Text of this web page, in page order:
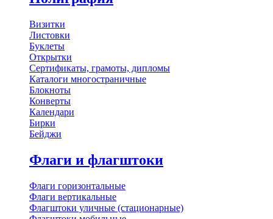
Визитки
Листовки
Буклеты
Открытки
Сертификаты, грамоты, дипломы
Каталоги многостраничные
Блокноты
Конверты
Календари
Бирки
Бейджи
Флаги и флагштоки
Флаги горизонтальные
Флаги вертикальные
Флагштоки уличные (стационарные)